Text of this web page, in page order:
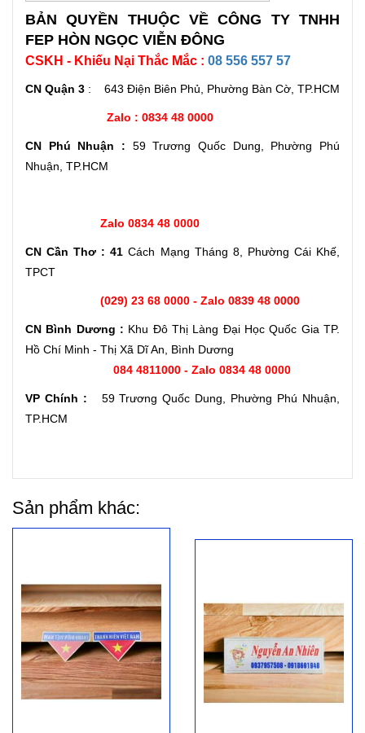
BẢN QUYỀN THUỘC VỀ CÔNG TY TNHH
FEP HÒN NGỌC VIỄN ĐÔNG
CSKH - Khiếu Nại Thắc Mắc : 08 556 557 57
CN Quận 3 : 643 Điện Biên Phủ, Phường Bàn Cờ, TP.HCM
Zalo : 0834 48 0000
CN Phú Nhuận : 59 Trương Quốc Dung, Phường Phú
Nhuận, TP.HCM
Zalo 0834 48 0000
CN Cần Thơ : 41 Cách Mạng Tháng 8, Phường Cái Khế,
TPCT
(029) 23 68 0000 - Zalo 0839 48 0000
CN Bình Dương : Khu Đô Thị Làng Đại Học Quốc Gia TP.
Hồ Chí Minh - Thị Xã Dĩ An, Bình Dương
084 4811000 - Zalo 0834 48 0000
VP Chính : 59 Trương Quốc Dung, Phường Phú Nhuận,
TP.HCM
Sản phẩm khác: